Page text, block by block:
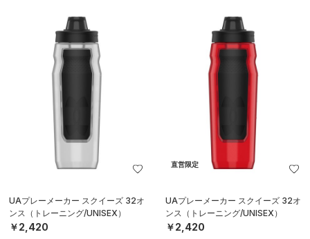
UAプレーメーカー スクイーズ 32オ
ンス（トレーニング/UNISEX）
￥2,420
直営限定
UAプレーメーカー スクイーズ 32オ
ンス（トレーニング/UNISEX）
￥2,420